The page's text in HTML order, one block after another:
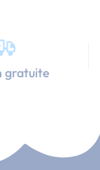
gratuite